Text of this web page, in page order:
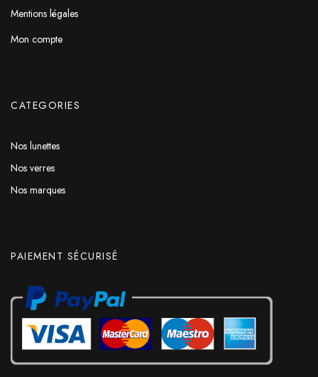
Mentions légales
Mon compte
CATEGORIES
Nos lunettes
Nos verres
Nos marques
PAIEMENT SÉCURISÉ